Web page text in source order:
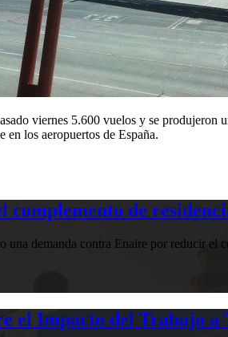
viernes 5.600 vuelos y se
los aeropuertos de España.
de
demanda contra Enaire por reducir el
el Impacto del Trabajo a